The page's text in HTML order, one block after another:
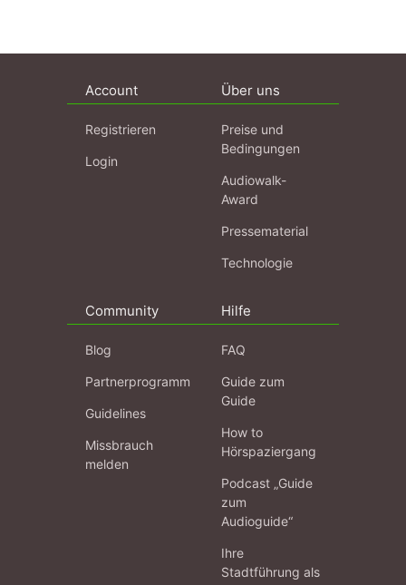
Account
Registrieren
Login
Über uns
Preise und
Bedingungen
Audiowalk-
Award
Pressematerial
Technologie
Community
Blog
Partnerprogramm
Guidelines
Missbrauch
melden
Hilfe
FAQ
Guide zum
Guide
How to
Hörspaziergang
Podcast „Guide
zum
Audioguide“
Ihre
Stadtführung als